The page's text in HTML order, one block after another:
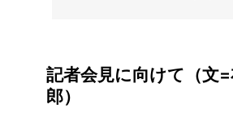
記者会見に向けて（文
郎）